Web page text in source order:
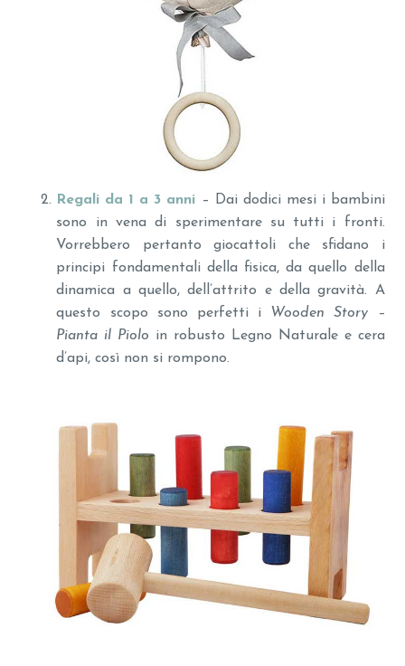
Regali da 1 a 3 anni – Dai dodici mesi i bambini
sono in vena di sperimentare su tutti i fronti.
Vorrebbero pertanto giocattoli che sfidano i
principi fondamentali della fisica, da quello della
dinamica a quello, dell’attrito e della gravità. A
questo scopo sono perfetti i
Wooden Story –
Pianta il Piolo in robusto Legno Naturale e cera
d’api, così non si rompono.